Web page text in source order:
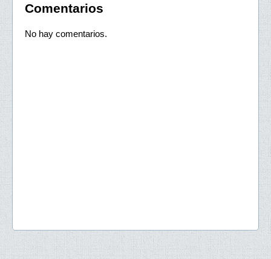
Comentarios
No hay comentarios.